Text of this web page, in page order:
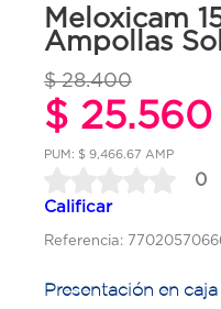
Meloxicam
Ampollas
$ 28.400
$ 25.560
PUM: $ 9,466.67 AMP
0
Calificar
Referencia:
Presentación en